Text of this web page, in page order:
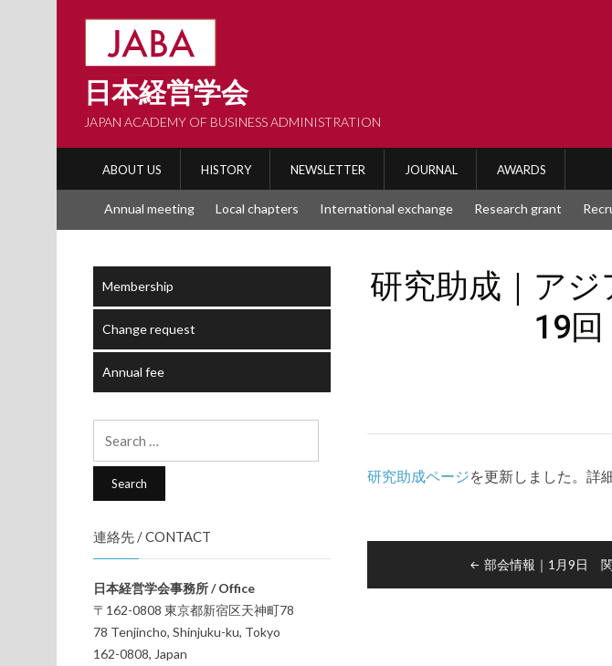
日本経営学会
JAPAN ACADEMY OF BUSINESS ADMINISTRATION
ABOUT US HISTORY NEWSLETTER JOURNAL AWARDS
Annual meeting Local chapters International exchange Research grant
研究助成｜ア
19回
研究助成ページを更新しました。詳
部会情報｜1月9日
Membership
Change request
Annual fee
for:
連絡先 / CONTACT
日本経営学会事務所 / Office
〒162-0808 東京都新宿区天神町78
78 Tenjincho, Shinjuku-ku, Tokyo
162-0808, Japan